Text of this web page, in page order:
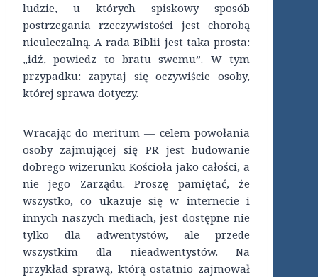
ludzie, u których spiskowy sposób
postrzegania rzeczywistości jest chorobą
nieuleczalną. A rada Biblii jest taka prosta:
„idź, powiedz to bratu swemu”. W tym
przypadku: zapytaj się oczywiście osoby,
której sprawa dotyczy.
Wracając do meritum — celem powołania
osoby zajmującej się PR jest budowanie
dobrego wizerunku Kościoła jako całości, a
nie jego Zarządu. Proszę pamiętać, że
wszystko, co ukazuje się w internecie i
innych naszych mediach, jest dostępne nie
tylko dla adwentystów, ale przede
wszystkim dla nieadwentystów. Na
przykład sprawą, którą ostatnio zajmował